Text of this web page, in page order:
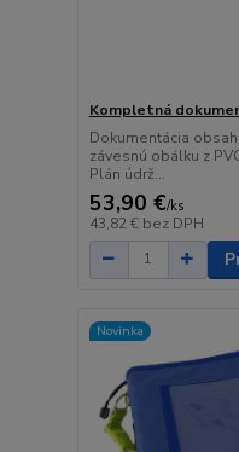
Kompletná
Dokumentácia
závesnú obálku z
Plán údrž...
53,90 €/ks
43,82 € bez DPH
Novinka